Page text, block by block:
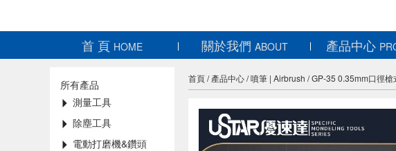
首 頁 HOME 關於我們 ABOUT 產品中心
所有產品
測量工具
除塵工具
電動打磨機&鑽頭
首頁/產品中心/噴筆 | Airbrush /GP-35 0.35mm口徑